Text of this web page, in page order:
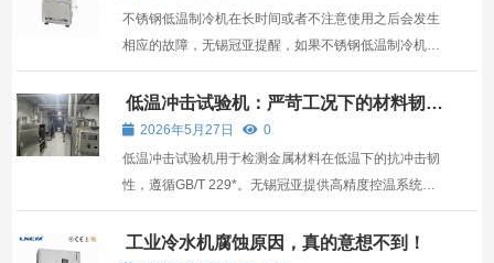
了想...
不锈钢低温制冷机在长时间或者不注意使用之后会发生
相应的故障，无锡冠亚提醒，如果不锈钢低温制冷机发
生高压故障发热话改怎么解决呢？ 不锈钢低温制冷机压
缩机在高速运转同时，温度升高，压缩机就会产生高气
压，导致高压保护继电器动作。压缩机排气压力反映的
是冷...
低温冲击试验机：严苛工况下的材料韧性
“体检仪”
2026年5月27日
0
低温冲击试验机用于检测金属材料在低温下的抗冲击韧
性，遵循GB/T 229*。无锡冠亚提供高精度控温系统，
保障测试数据可靠，适用于能源、交通、航空等领域。
工业冷水机腐蚀原因，真的意想不到！